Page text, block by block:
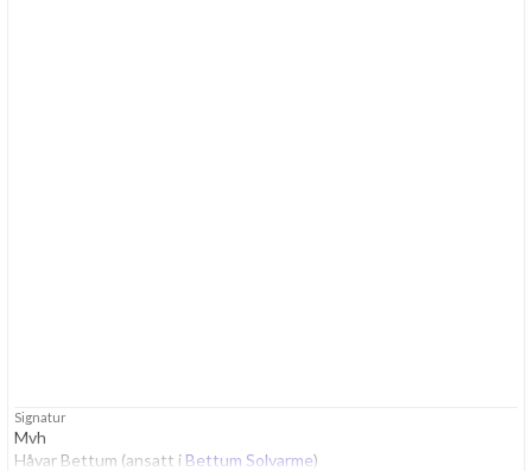
Signatur
Mvh
Håvar Bettum (ansatt i Bettum Solvarme)